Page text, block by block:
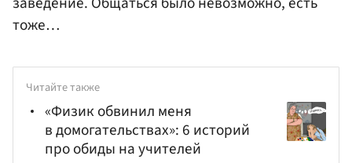
тоже…
Читайте также
«Физик обвинил меня
в домогательствах»: 6 историй
про обиды на учителей